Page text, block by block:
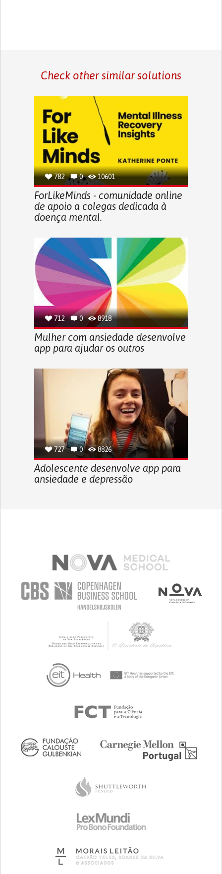
Check other similar solutions
782 0 10601
ForLikeMinds - comunidade online
de apoio a colegas dedicada à
doença mental.
712 0 8918
Mulher com ansiedade desenvolve
app para ajudar os outros
727 0 8826
Adolescente desenvolve app para
ansiedade e depressão